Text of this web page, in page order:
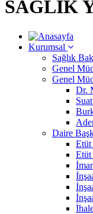
SAĞLIK
Kurumsal
Sağlık
Genel
Genel
Dr.
Daire
Etüt
Etüt